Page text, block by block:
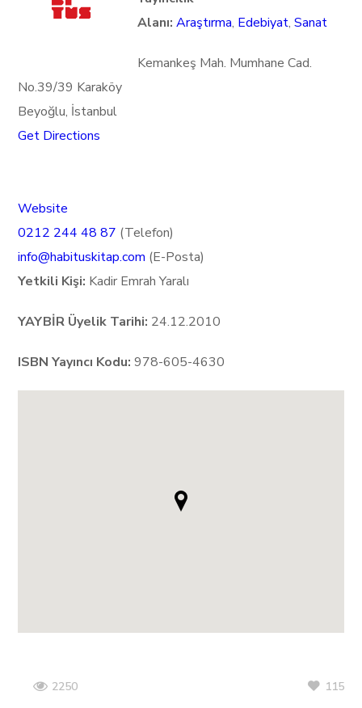
Alanı:Araştırma, Edebiyat,Sanat
Kemankeş Mah. Mumhane Cad.
No.39/39 Karaköy
Beyoğlu, İstanbul
Get Directions
Website
0212 244 48 87 (Telefon)
info@habituskitap.com (E-Posta)
Yetkili Kişi: Kadir Emrah Yaralı
YAYBİR Üyelik Tarihi: 24.12.2010
ISBN Yayıncı Kodu: 978-605-4630
2250 115